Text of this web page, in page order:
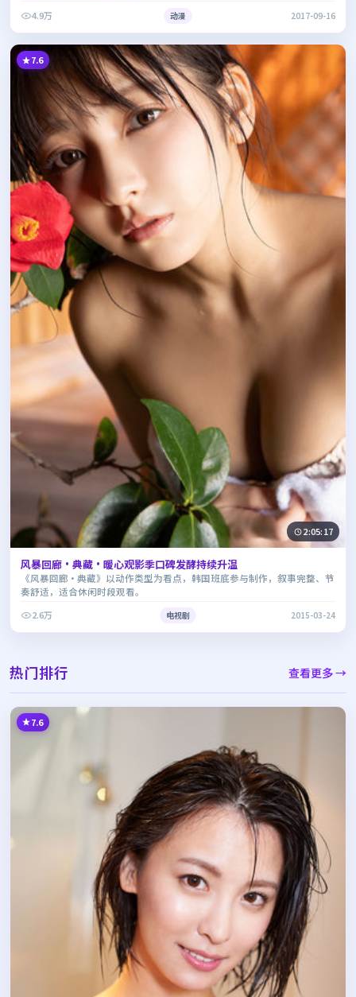
4.9万
动漫 2017-09-16
7.6
2:05:17
风暴回廊·典藏·暖心观影季口碑发酵持续升温
《风暴回廊·典藏》以动作类型为看点，韩国班底参与制作，叙事完整、节
奏舒适，适合休闲时段观看。
2.6万
电视剧 2015-03-24
热门排行 查看更多 →
7.6